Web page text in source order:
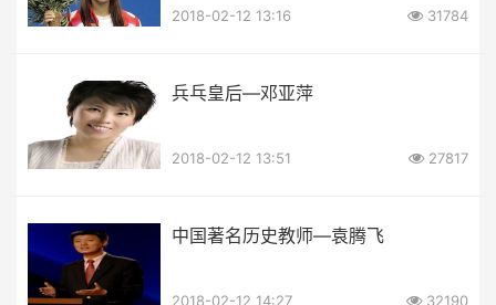
2018-02-12 13:16 31784
兵乓皇后—邓亚萍
2018-02-12 13:51 27817
中国著名历史教师—袁腾飞
2018-02-12 14:27 32190